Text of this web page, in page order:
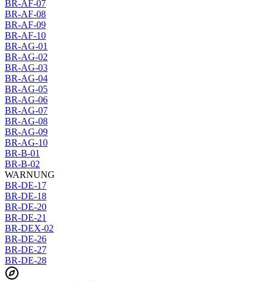
BR-AF-07
BR-AF-08
BR-AF-09
BR-AF-10
BR-AG-01
BR-AG-02
BR-AG-03
BR-AG-04
BR-AG-05
BR-AG-06
BR-AG-07
BR-AG-08
BR-AG-09
BR-AG-10
BR-B-01
BR-B-02
WARNUNG
BR-DE-17
BR-DE-18
BR-DE-20
BR-DE-21
BR-DEX-02
BR-DE-26
BR-DE-27
BR-DE-28